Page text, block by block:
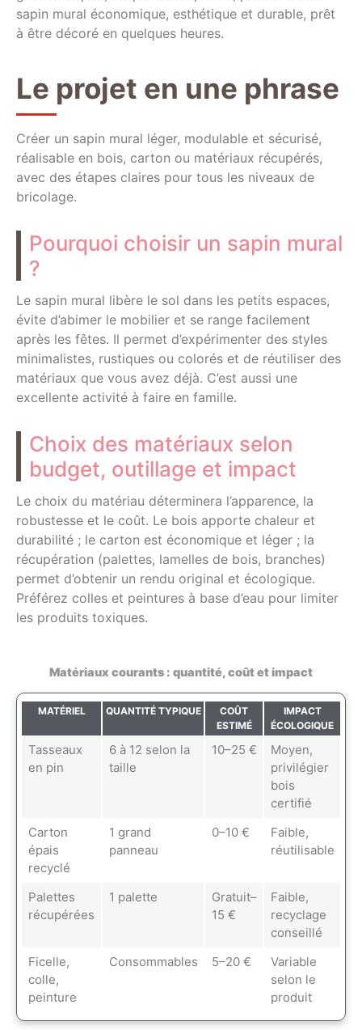
sapin mural économique, esthétique et durable, prêt
à être décoré en quelques heures.
Le projet en une phrase
Créer un sapin mural léger, modulable et sécurisé,
réalisable en bois, carton ou matériaux récupérés,
avec des étapes claires pour tous les niveaux de
bricolage.
Pourquoi choisir un sapin mural
?
Le sapin mural libère le sol dans les petits espaces,
évite d’abimer le mobilier et se range facilement
après les fêtes. Il permet d’expérimenter des styles
minimalistes, rustiques ou colorés et de réutiliser des
matériaux que vous avez déjà. C’est aussi une
excellente activité à faire en famille.
Choix des matériaux selon
budget, outillage et impact
Le choix du matériau déterminera l’apparence, la
robustesse et le coût. Le bois apporte chaleur et
durabilité ; le carton est économique et léger ; la
récupération (palettes, lamelles de bois, branches)
permet d’obtenir un rendu original et écologique.
Préférez colles et peintures à base d’eau pour limiter
les produits toxiques.
Matériaux courants : quantité, coût et impact
MATÉRIEL QUANTITÉ TYPIQUE
COÛT
ESTIMÉ
IMPACT
ÉCOLOGIQUE
Tasseaux
en pin
6 à 12 selon la
taille
10–25 €
Moyen,
privilégier
bois
certifié
Carton
épais
recyclé
1 grand
panneau
0–10 €
Faible,
réutilisable
Palettes
récupérées
1 palette
Gratuit–
15 €
Faible,
recyclage
conseillé
Ficelle,
colle,
peinture
Consommables 5–20 €
Variable
selon le
produit